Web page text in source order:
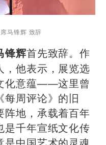
马锋辉 致辞
锋辉首先致辞。作
，他表示，展览选
化意蕴——这里曾
每周评论》的旧
阵地，承载着百年
是千年宣纸文化传
是中国艺术的灵魂